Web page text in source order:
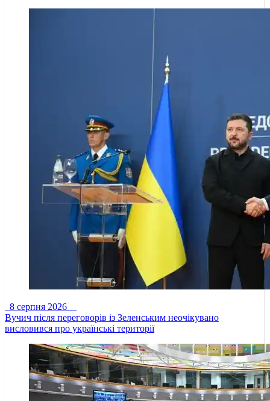
8 серпня 2026
Вучич після переговорів із Зеленським неочікувано
висловився про українські території